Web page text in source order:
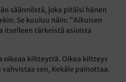
säännöstä, joka pitäisi hänen
Se kuuluu näin: ”Aikuisen
itselleen tärkeistä asioista
oikeaa kiltteyttä. Oikea kiltteys
sen, Kekäle painottaa.